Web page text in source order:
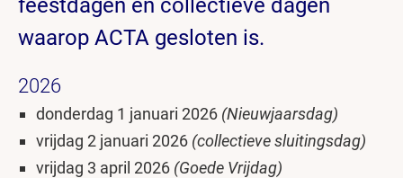
feestdagen en collectieve dagen
waarop ACTA gesloten is.
2026
donderdag 1 januari 2026 (Nieuwjaarsdag)
vrijdag 2 januari 2026 (collectieve sluitingsdag)
vrijdag 3 april 2026 (Goede Vrijdag)